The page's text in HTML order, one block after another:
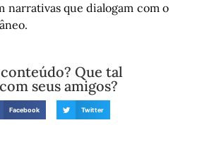
narrativas que dialogam com o
Que tal
seus amigos?
Facebook Twitter